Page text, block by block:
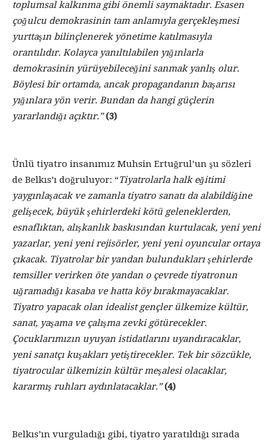
toplumsal kalkınma gibi önemli saymaktadır. Esasen
çoğulcu demokrasinin tam anlamıyla gerçekleşmesi
yurttaşın bilinçlenerek yönetime katılmasıyla
orantılıdır. Kolayca yanıltılabilen yığınlarla
demokrasinin yürüyebileceğini sanmak yanlış olur.
Böylesi bir ortamda, ancak propagandanın başarısı
yığınlara yön verir. Bundan da hangi güçlerin
yararlandığı açıktır.” (3)
Ünlü tiyatro insanımız Muhsin Ertuğrul’un şu sözleri
de Belkıs’ı doğruluyor: “Tiyatrolarla halk eğitimi
yaygınlaşacak ve zamanla tiyatro sanatı da alabildiğine
gelişecek, büyük şehirlerdeki kötü geleneklerden,
esnaflıktan, alışkanlık baskısından kurtulacak, yeni yeni
yazarlar, yeni yeni rejisörler, yeni yeni oyuncular ortaya
çıkacak. Tiyatrolar bir yandan bulundukları şehirlerde
temsiller verirken öte yandan o çevrede tiyatronun
uğramadığı kasaba ve hatta köy bırakmayacaklar.
Tiyatro yapacak olan idealist gençler ülkemize kültür,
sanat, yaşama ve çalışma zevki götürecekler.
Çocuklarımızın uyuyan istidatlarını uyandıracaklar,
yeni sanatçı kuşakları yetiştirecekler. Tek bir sözcükle,
tiyatrocular ülkemizin kültür meşalesi olacaklar,
kararmış ruhları aydınlatacaklar.” (4)
Belkıs’ın vurguladığı gibi, tiyatro yaratıldığı sırada